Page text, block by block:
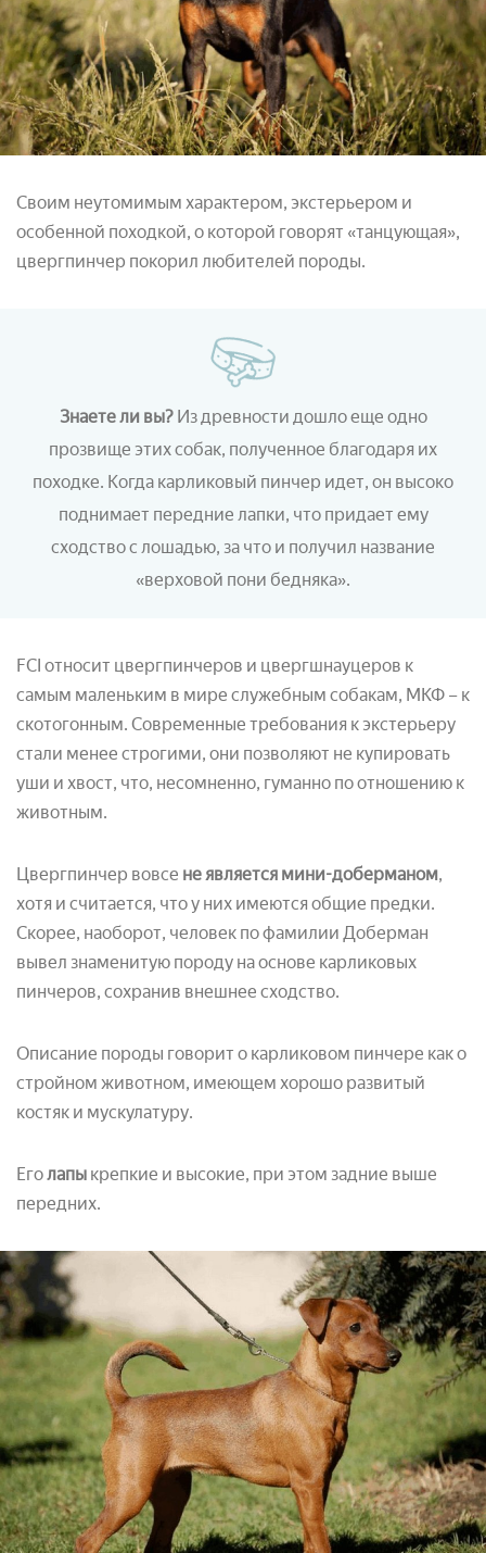
Своим неутомимым характером, экстерьером и
особенной походкой, о которой говорят «танцующая»,
цвергпинчер покорил любителей породы.
Знаете ли вы? Из древности дошло еще одно
прозвище этих собак, полученное благодаря их
походке. Когда карликовый пинчер идет, он высоко
поднимает передние лапки, что придает ему
сходство с лошадью, за что и получил название
«верховой пони бедняка».
FCI относит цвергпинчеров и цвергшнауцеров к
самым маленьким в мире служебным собакам, МКФ – к
скотогонным. Современные требования к экстерьеру
стали менее строгими, они позволяют не купировать
уши и хвост, что, несомненно, гуманно по отношению к
животным.
Цвергпинчер вовсе не является мини-доберманом,
хотя и считается, что у них имеются общие предки.
Скорее, наоборот, человек по фамилии Доберман
вывел знаменитую породу на основе карликовых
пинчеров, сохранив внешнее сходство.
Описание породы говорит о карликовом пинчере как о
стройном животном, имеющем хорошо развитый
костяк и мускулатуру.
Еголапы крепкие и высокие, при этом задние выше
передних.